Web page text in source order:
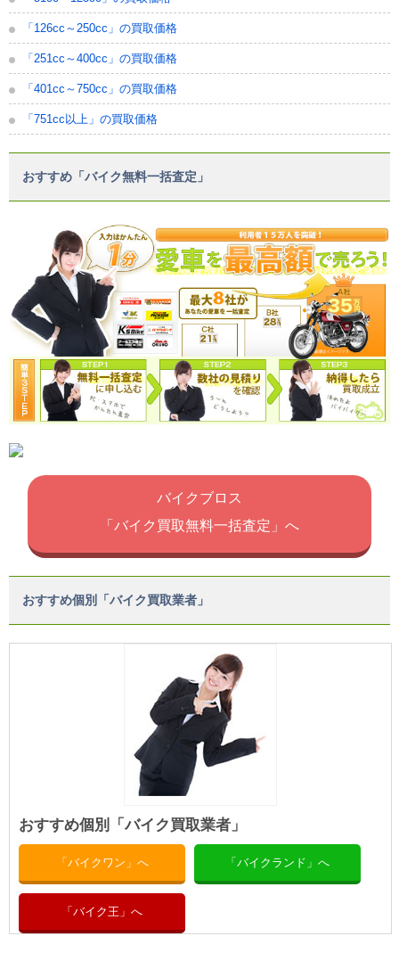
「126cc～250cc」の買取価格
「251cc～400cc」の買取価格
「401cc～750cc」の買取価格
「751cc以上」の買取価格
おすすめ「バイク無料一括査定」
バイクブロス
「バイク買取無料一括査定」へ
おすすめ個別「バイク買取業者」
おすすめ個別「バイク買取業者」
「バイクワン」へ 「バイクランド」へ
「バイク王」へ